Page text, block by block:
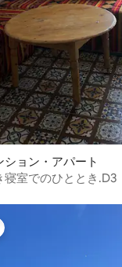
ョン・アパート
寝室でのひととき.D3